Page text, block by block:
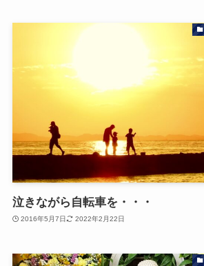
泣きながら自転車を・・・
2016年5月7日 2022年2月22日